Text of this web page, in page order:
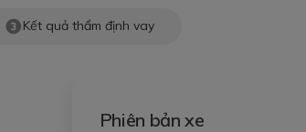
Kết quả thẩm định vay
Phiên bản xe